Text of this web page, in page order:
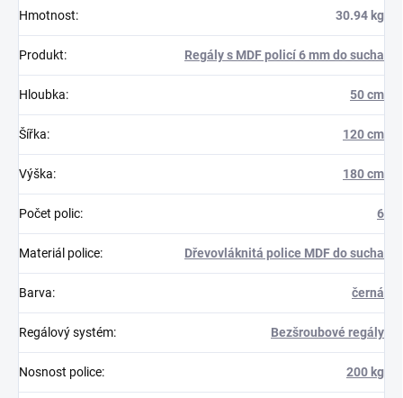
Hmotnost: 30.94 kg
Produkt: Regály s MDF policí 6 mm do sucha
Hloubka: 50 cm
Šířka: 120 cm
Výška: 180 cm
Počet polic: 6
Materiál police: Dřevovláknitá police MDF do sucha
Barva: černá
Regálový systém: Bezšroubové regály
Nosnost police: 200 kg